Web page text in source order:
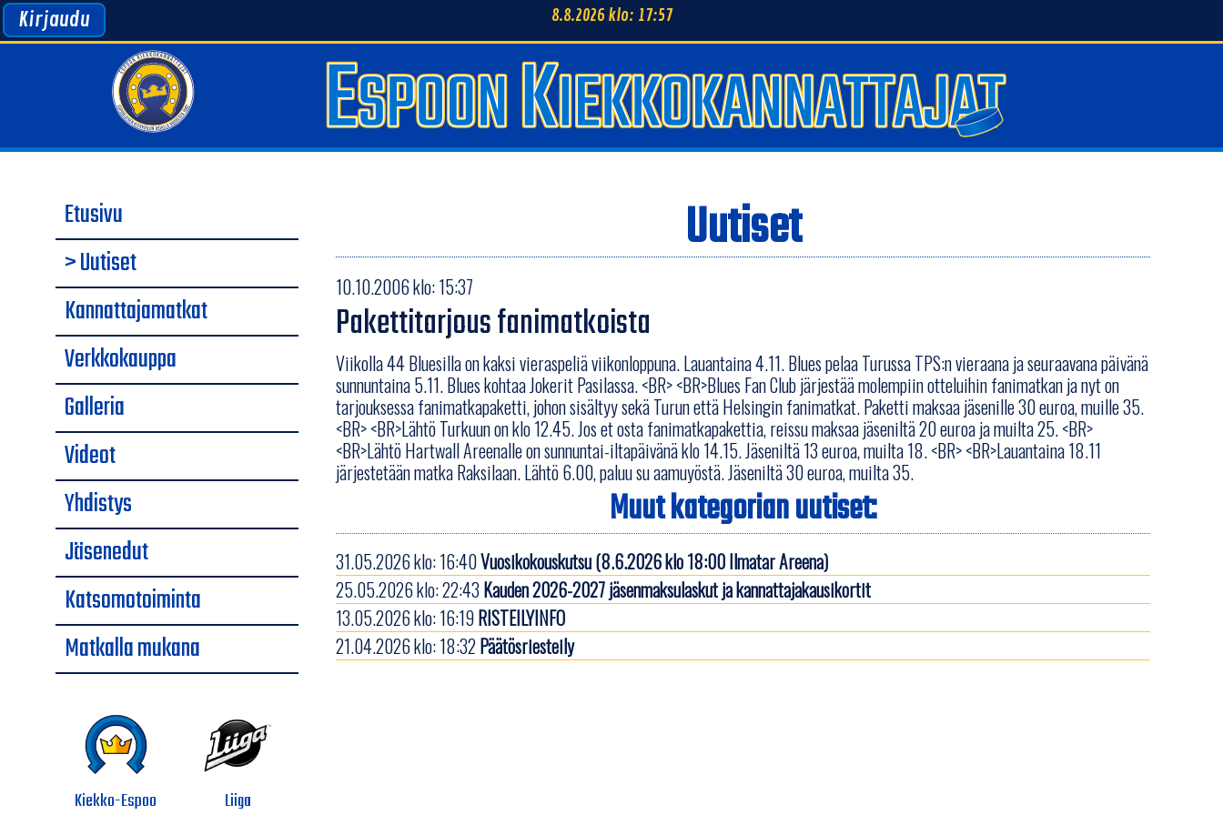
8.8.2026 klo: 17:57
Kirjaudu
Etusivu
> Uutiset
Kannattajamatkat
Verkkokauppa
Galleria
Videot
Yhdistys
Jäsenedut
Katsomotoiminta
Matkalla mukana
Kiekko-Espoo Liiga
Uutiset
10.10.2006 klo: 15:37
Pakettitarjous fanimatkoista
Viikolla 44 Bluesilla on kaksi vieraspeliä viikonloppuna. Lauantaina 4.11. Blues pelaa Turussa TPS:n vieraana ja seuraavana päivänä
sunnuntaina 5.11. Blues kohtaa Jokerit Pasilassa. <BR> <BR>Blues Fan Club järjestää molempiin otteluihin fanimatkan ja nyt on
tarjouksessa fanimatkapaketti, johon sisältyy sekä Turun että Helsingin fanimatkat. Paketti maksaa jäsenille 30 euroa, muille 35.
<BR> <BR>Lähtö Turkuun on klo 12.45. Jos et osta fanimatkapakettia, reissu maksaa jäseniltä 20 euroa ja muilta 25. <BR>
<BR>Lähtö Hartwall Areenalle on sunnuntai-iltapäivänä klo 14.15. Jäseniltä 13 euroa, muilta 18. <BR> <BR>Lauantaina 18.11
järjestetään matka Raksilaan. Lähtö 6.00, paluu su aamuyöstä. Jäseniltä 30 euroa, muilta 35.
Muut kategorian uutiset:
31.05.2026 klo: 16:40Vuosikokouskutsu (8.6.2026 klo 18:00 Ilmatar Areena)
25.05.2026 klo: 22:43Kauden 2026-2027 jäsenmaksulaskut ja kannattajakausikortit
13.05.2026 klo: 16:19RISTEILYINFO
21.04.2026 klo: 18:32Päätösriesteily